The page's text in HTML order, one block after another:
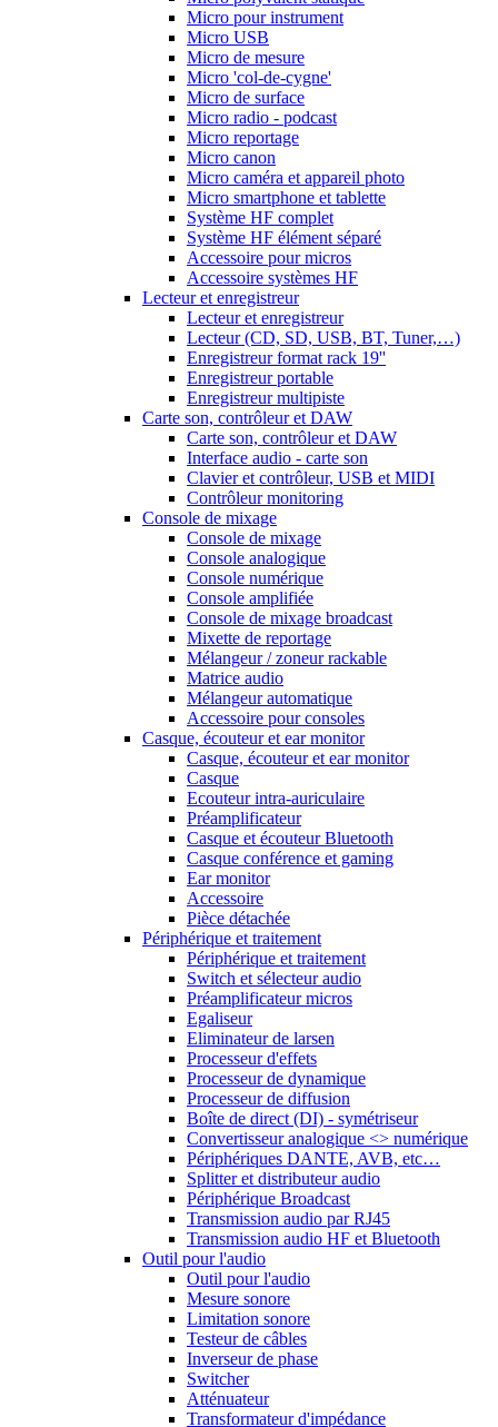
Micro pour instrument
Micro USB
Micro de mesure
Micro 'col-de-cygne'
Micro de surface
Micro radio - podcast
Micro reportage
Micro canon
Micro caméra et appareil photo
Micro smartphone et tablette
Système HF complet
Système HF élément séparé
Accessoire pour micros
Accessoire systèmes HF
Lecteur et enregistreur
Lecteur et enregistreur
Lecteur (CD, SD, USB, BT, Tuner,…)
Enregistreur format rack 19''
Enregistreur portable
Enregistreur multipiste
Carte son, contrôleur et DAW
Carte son, contrôleur et DAW
Interface audio - carte son
Clavier et contrôleur, USB et MIDI
Contrôleur monitoring
Console de mixage
Console de mixage
Console analogique
Console numérique
Console amplifiée
Console de mixage broadcast
Mixette de reportage
Mélangeur / zoneur rackable
Matrice audio
Mélangeur automatique
Accessoire pour consoles
Casque, écouteur et ear monitor
Casque, écouteur et ear monitor
Casque
Ecouteur intra-auriculaire
Préamplificateur
Casque et écouteur Bluetooth
Casque conférence et gaming
Ear monitor
Accessoire
Pièce détachée
Périphérique et traitement
Périphérique et traitement
Switch et sélecteur audio
Préamplificateur micros
Egaliseur
Eliminateur de larsen
Processeur d'effets
Processeur de dynamique
Processeur de diffusion
Boîte de direct (DI) - symétriseur
Convertisseur analogique <> numérique
Périphériques DANTE, AVB, etc…
Splitter et distributeur audio
Périphérique Broadcast
Transmission audio par RJ45
Transmission audio HF et Bluetooth
Outil pour l'audio
Outil pour l'audio
Mesure sonore
Limitation sonore
Testeur de câbles
Inverseur de phase
Switcher
Atténuateur
Transformateur d'impédance